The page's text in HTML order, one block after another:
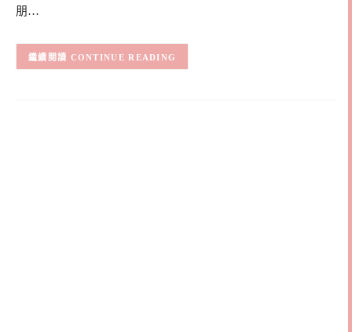
朋…
CONTINUE READING